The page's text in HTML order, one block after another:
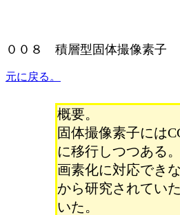
００８ 積層型固体撮像素子
元に戻る。
概要。
固体撮像素子には
に移行しつつある
画素化に対応でき
から研究されてい
いた。